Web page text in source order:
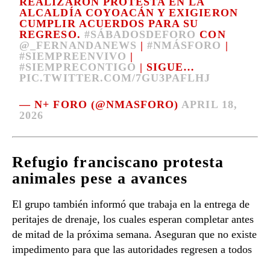
ALCALDÍA COYOACÁN Y EXIGIERON
CUMPLIR ACUERDOS PARA SU
REGRESO. #SÁBADOSDEFORO CON
@_FERNANDANEWS |#NMÁSFORO |
#SIEMPREENVIVO |
#SIEMPRECONTIGO | SIGUE…
PIC.TWITTER.COM/7GU3PAFLHJ
— N+ FORO (@NMASFORO)APRIL 18,
2026
Refugio franciscano protesta
animales pese a avances
El grupo también informó que trabaja en la entrega de
peritajes de drenaje, los cuales esperan completar antes
de mitad de la próxima semana. Aseguran que no existe
impedimento para que las autoridades regresen a todos